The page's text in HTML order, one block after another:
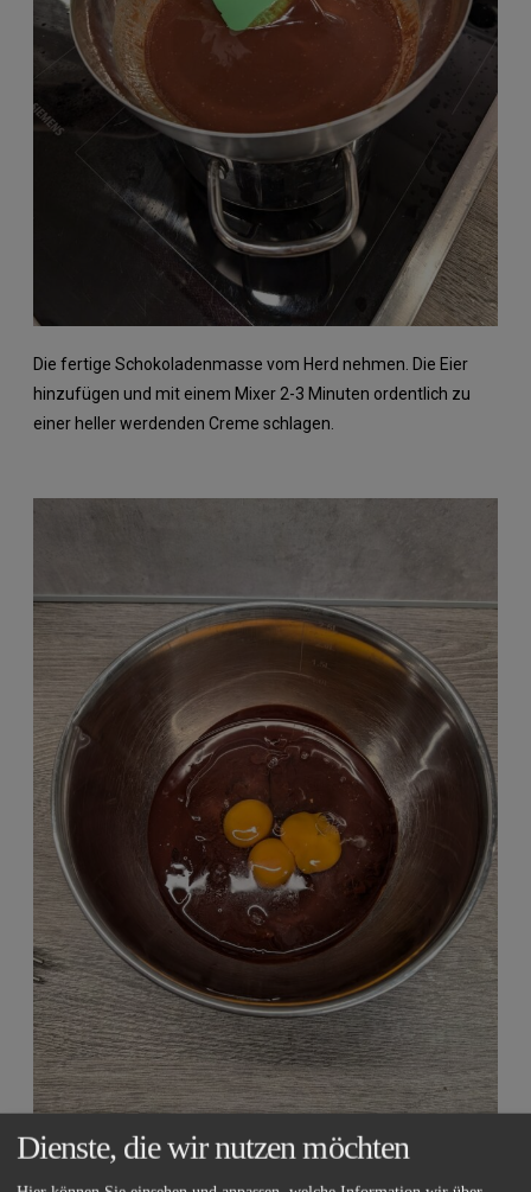
Die fertige Schokoladenmasse vom Herd nehmen. Die Eier
hinzufügen und mit einem Mixer 2-3 Minuten ordentlich zu
einer heller werdenden Creme schlagen.
Dienste, die wir nutzen möchten